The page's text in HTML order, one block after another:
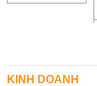
KINH DOANH